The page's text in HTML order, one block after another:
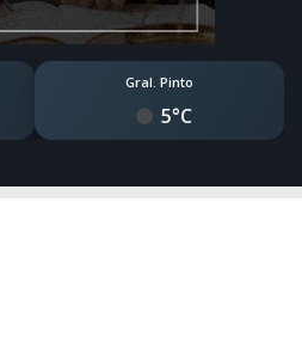
Gral. Pinto
5°C